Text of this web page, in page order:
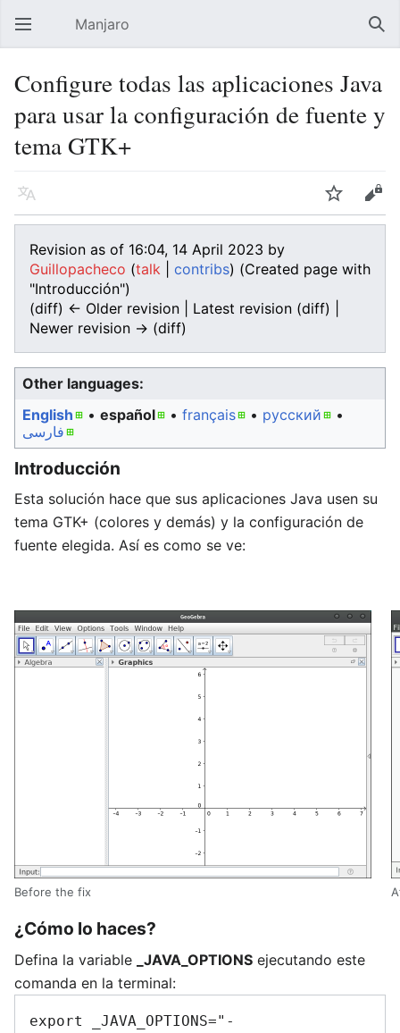
Open main menu Manjaro
Configure todas las aplicaciones Java
para usar la configuración de fuente y
tema GTK+
Language Watch Edit
Revision as of 16:04, 14 April 2023 by
Guillopacheco (talk contribs) (Created page with
"Introducción")
(diff) ← Older revision | Latest revision (diff) |
Newer revision → (diff)
Other languages:
English
• ‎ español • ‎ français • ‎ русский
•
فارسی
Introducción
Esta solución hace que sus aplicaciones Java usen su
tema GTK+ (colores y demás) y la configuración de
fuente elegida. Así es como se ve:
Before the fix
¿Cómo lo haces?
Defina la variable _JAVA_OPTIONS ejecutando este
comanda en la terminal:
export _JAVA_OPTIONS="-